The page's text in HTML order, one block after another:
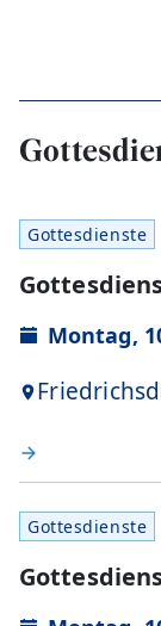
Gottesdienste
Montag,
Gottesdienste